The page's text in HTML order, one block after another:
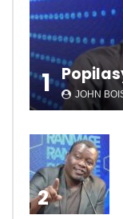
1 JOHN
2